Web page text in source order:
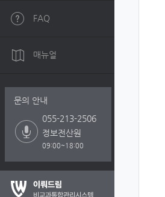
FAQ
매뉴얼
문의 안내
055-213-2506
정보전산원
09:00~18:00